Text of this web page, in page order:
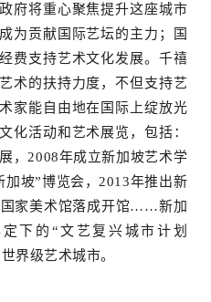
府将重心聚焦提升这座城市
为贡献国际艺坛的主力；
国
费支持艺术文化发展。 千禧
术的扶持力度，不但支持艺
家能自由地在国际上绽放光
化活动和艺术展览，包括：
，2008年成立新加坡艺术学
加坡”博览会，2013年推出新
国家美术馆落成开馆……新加
下的“文艺复兴城市计划
界级艺术城市。